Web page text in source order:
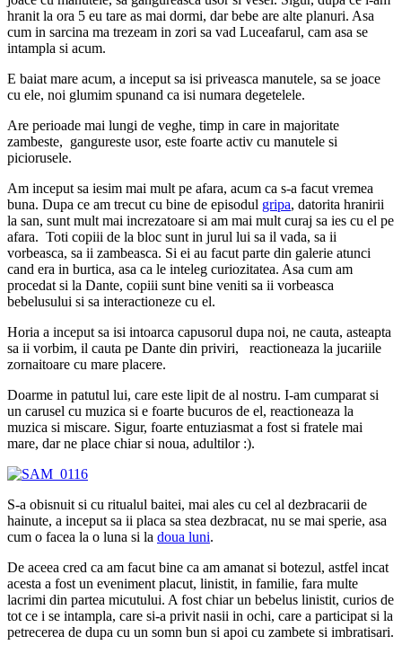
hranit la ora 5 eu tare as mai dormi, dar bebe are alte planuri. Asa
cum in sarcina ma trezeam in zori sa vad Luceafarul, cam asa se
intampla si acum.
E baiat mare acum, a inceput sa isi priveasca manutele, sa se joace
cu ele, noi glumim spunand ca isi numara degetelele.
Are perioade mai lungi de veghe, timp in care in majoritate
zambeste, gangureste usor, este foarte activ cu manutele si
piciorusele.
Am inceput sa iesim mai mult pe afara, acum ca s-a facut vremea
buna. Dupa ce am trecut cu bine de episodul gripa, datorita hranirii
la san, sunt mult mai increzatoare si am mai mult curaj sa ies cu el pe
afara. Toti copiii de la bloc sunt in jurul lui sa il vada, sa ii
vorbeasca, sa ii zambeasca. Si ei au facut parte din galerie atunci
cand era in burtica, asa ca le inteleg curiozitatea. Asa cum am
procedat si la Dante, copiii sunt bine veniti sa ii vorbeasca
bebelusului si sa interactioneze cu el.
Horia a inceput sa isi intoarca capusorul dupa noi, ne cauta, asteapta
sa ii vorbim, il cauta pe Dante din priviri, reactioneaza la jucariile
zornaitoare cu mare placere.
Doarme in patutul lui, care este lipit de al nostru. I-am cumparat si
un carusel cu muzica si e foarte bucuros de el, reactioneaza la
muzica si miscare. Sigur, foarte entuziasmat a fost si fratele mai
mare, dar ne place chiar si noua, adultilor :).
S-a obisnuit si cu ritualul baitei, mai ales cu cel al dezbracarii de
hainute, a inceput sa ii placa sa stea dezbracat, nu se mai sperie, asa
cum o facea la o luna si la doua luni.
De aceea cred ca am facut bine ca am amanat si botezul, astfel incat
acesta a fost un eveniment placut, linistit, in familie, fara multe
lacrimi din partea micutului. A fost chiar un bebelus linistit, curios de
tot ce i se intampla, care si-a privit nasii in ochi, care a participat si la
petrecerea de dupa cu un somn bun si apoi cu zambete si imbratisari.